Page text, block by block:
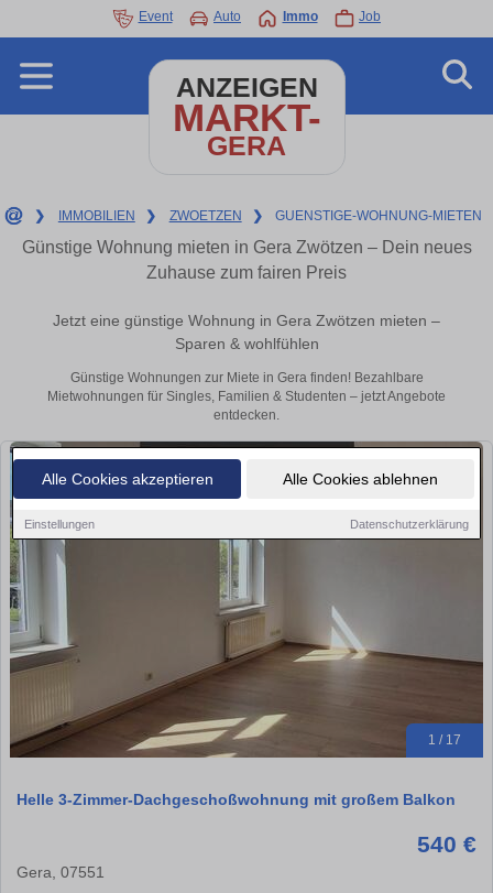
Alle Cookies akzeptieren Alle Cookies ablehnen
Einstellungen Datenschutzerklärung
Event Auto Immo Job
ANZEIGEN
MARKT-
GERA
❯ IMMOBILIEN ❯ ZWOETZEN ❯ GUENSTIGE-WOHNUNG-MIETEN
Günstige Wohnung mieten in Gera Zwötzen – Dein neues
Zuhause zum fairen Preis
Jetzt eine günstige Wohnung in Gera Zwötzen mieten –
Sparen & wohlfühlen
Günstige Wohnungen zur Miete in Gera finden! Bezahlbare
Mietwohnungen für Singles, Familien & Studenten – jetzt Angebote
entdecken.
1 / 17
Helle 3-Zimmer-Dachgeschoßwohnung mit großem Balkon
540 €
Gera, 07551